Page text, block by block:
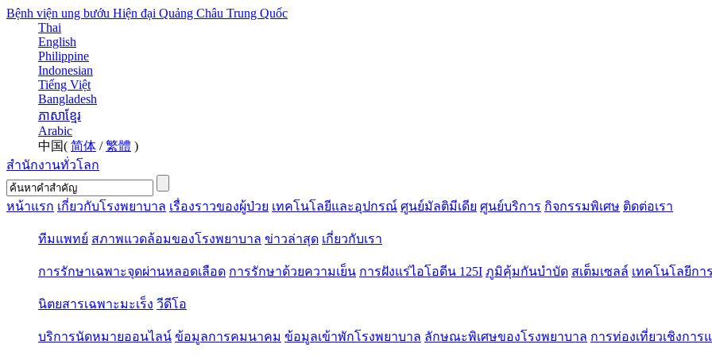
Bệnh viện ung bướu Hiện đại Quảng Châu Trung Quốc
Thai
English
Philippine
Indonesian
Tiếng Việt
Bangladesh
ភាសាខ្មែរ
Arabic
中国( 简体 /繁體 )
สำนักงานทั่วโลก
หน้าแรก เกี่ยวกับโรงพยาบาล เรื่องราวของผู้ป่วย เทคโนโลยีและอุปกรณ์ ศูนย์มัลติมีเดีย ศูนย์บริการ กิจกรรมพิเศษ ติดต่อเรา
ทีมแพทย์ สภาพแวดล้อมของโรงพยาบาล ข่าวล่าสุด เกี่ยวกับเรา
การรักษาเฉพาะจุดผ่านหลอดเลือด การรักษาด้วยความเย็น การฝังแร่ไอโอดีน 125I ภูมิคุ้มกันบำบัด สเต็มเซลล์ เทคโนโลยีกา
นิตยสารเฉพาะมะเร็ง วีดีโอ
บริการนัดหมายออนไลน์ ข้อมูลการคมนาคม ข้อมูลเข้าพักโรงพยาบาล ลักษณะพิเศษของโรงพยาบาล การท่องเที่ยวเชิงการ